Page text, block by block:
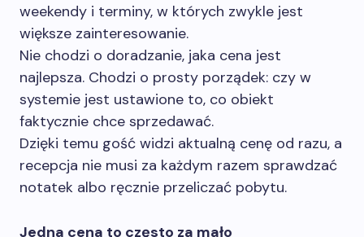
weekendy i terminy, w których zwykle jest
większe zainteresowanie.
Nie chodzi o doradzanie, jaka cena jest
najlepsza. Chodzi o prosty porządek: czy w
systemie jest ustawione to, co obiekt
faktycznie chce sprzedawać.
Dzięki temu gość widzi aktualną cenę od razu, a
recepcja nie musi za każdym razem sprawdzać
notatek albo ręcznie przeliczać pobytu.
Jedna cena to często za mało